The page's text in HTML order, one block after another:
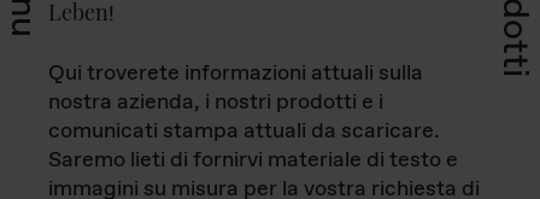
Leben!
Qui troverete informazioni attuali sulla
nostra azienda, i nostri prodotti e i
comunicati stampa attuali da scaricare.
Saremo lieti di fornirvi materiale di testo e
immagini su misura per la vostra richiesta di